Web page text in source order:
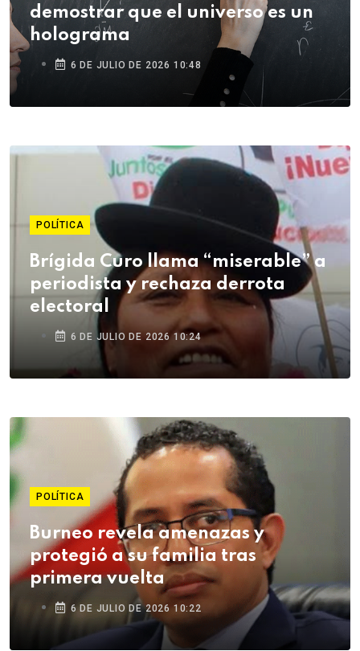
demostrar que el universo es un
holograma
6 DE JULIO DE 2026 10:48
POLÍTICA
Brígida Curo llama “miserable” a
periodista y rechaza derrota
electoral
6 DE JULIO DE 2026 10:24
POLÍTICA
Burneo revela amenazas y
protegió a su familia tras
primera vuelta
6 DE JULIO DE 2026 10:22